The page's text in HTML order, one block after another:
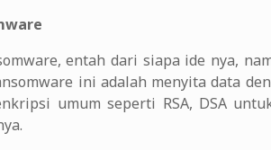
entah dari siapa ide nya,
ini adalah menyita data
umum seperti RSA, DSA